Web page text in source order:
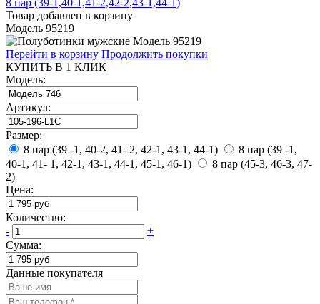
8 пар (39-1,40-1,41-2,42-2,43-1,44-1)
Товар добавлен в корзину
Модель 95219
Перейти в корзину Продолжить покупки
КУПИТЬ В 1 КЛИК
Модель:
Артикул:
Размер:
8 пар (39 -1, 40-2, 41- 2, 42-1, 43-1, 44-1)
8 пар (39 -1,
40-1, 41- 1, 42-1, 43-1, 44-1, 45-1, 46-1)
8 пар (45-3, 46-3, 47-
2)
Цена:
Количество:
-
+
Сумма:
Данные покупателя